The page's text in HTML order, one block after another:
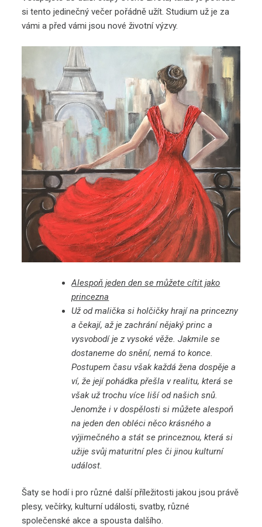
si tento jedinečný večer pořádně užít. Studium už je za
vámi a před vámi jsou nové životní výzvy.
Alespoň jeden den se můžete cítit jako
princezna
Už od malička si holčičky hrají na princezny
a čekají, až je zachrání nějaký princ a
vysvobodí je z vysoké věže. Jakmile se
dostaneme do snění, nemá to konce.
Postupem času však každá žena dospěje a
ví, že její pohádka přešla v realitu, která se
však už trochu více liší od našich snů.
Jenomže i v dospělosti si můžete alespoň
na jeden den obléci něco krásného a
výjimečného a stát se princeznou, která si
užije svůj maturitní ples či jinou kulturní
událost.
Šaty se hodí i pro různé další příležitosti jakou jsou právě
plesy, večírky, kulturní události, svatby, různé
společenské akce a spousta dalšího.